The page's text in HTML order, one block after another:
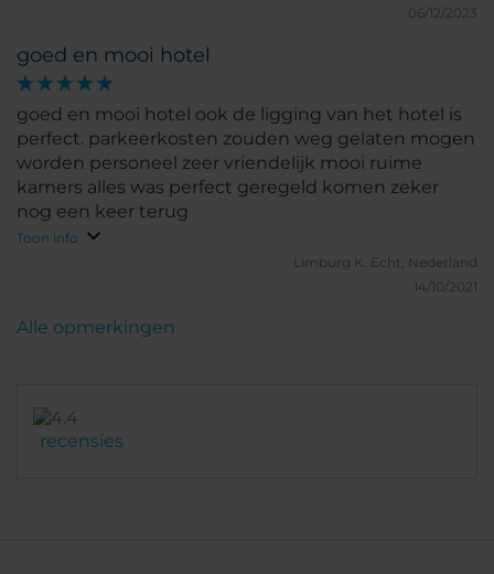
06/12/2023
goed en mooi hotel
goed en mooi hotel ook de ligging van het hotel is
perfect. parkeerkosten zouden weg gelaten mogen
worden personeel zeer vriendelijk mooi ruime
kamers alles was perfect geregeld komen zeker
nog een keer terug
Toon info
Limburg K. Echt, Nederland
14/10/2021
recensies
Alle opmerkingen